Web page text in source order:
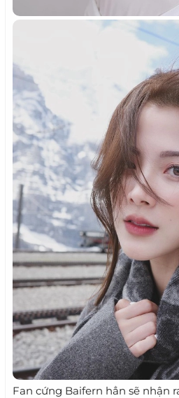
Fan cứng Baifern hẳn sẽ nhận